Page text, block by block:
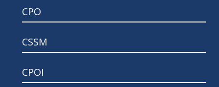
CPO
CSSM
CPOI